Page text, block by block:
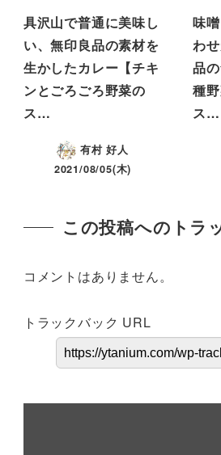
具沢山で普通に美味し
い、無印良品の素材を
生かしたカレー【チキ
ンとごろごろ野菜の
ス…
有村 好人
2021/08/05(木)
味
わ
品
種
ス…
この投稿へのトラ
コメントはありません。
トラックバック URL